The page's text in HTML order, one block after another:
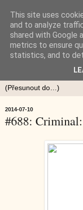
2014-07-10
#688:
This site uses
and to analyze
shared with Google
metrics to ensure
statistics, and to